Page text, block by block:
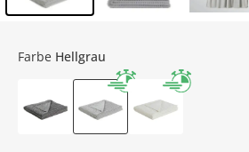
Farbe Hellgrau